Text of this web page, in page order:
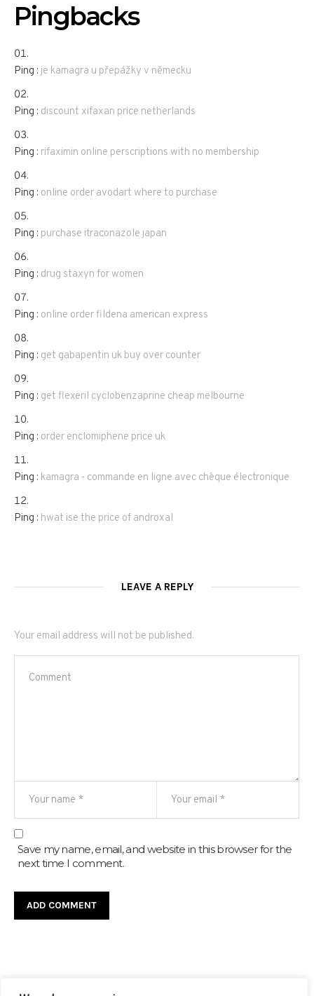
Pingbacks
Ping : je kamagra u přepážky v německu
Ping : discount xifaxan price netherlands
Ping : rifaximin online perscriptions with no membership
Ping : online order avodart where to purchase
Ping : purchase itraconazole japan
Ping : drug staxyn for women
Ping : online order fildena american express
Ping : get gabapentin uk buy over counter
Ping : get flexeril cyclobenzaprine cheap melbourne
Ping : order enclomiphene price uk
Ping : kamagra - commande en ligne avec chèque électronique
Ping : hwat ise the price of androxal
LEAVE A REPLY
Your email address will not be published.
Save my name, email, and website in this browser for the
next time I comment.